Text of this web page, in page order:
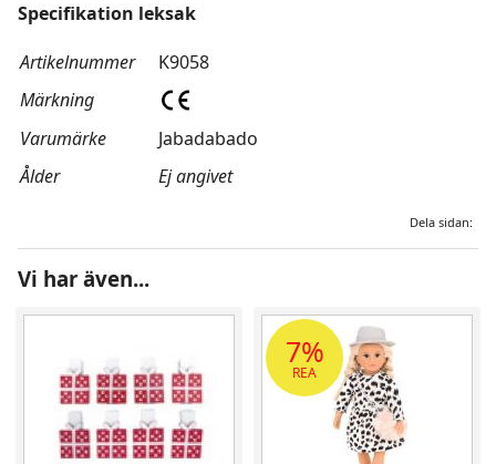
Specifikation leksak
Artikelnummer
K9058
Märkning
Varumärke
Jabadabado
Ålder
Ej angivet
Dela sidan:
Vi har även...
7%
REA